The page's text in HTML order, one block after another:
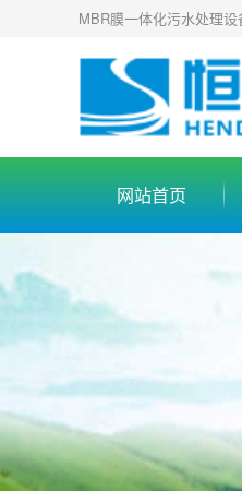
MBR膜一体化污水处理设
网站首页